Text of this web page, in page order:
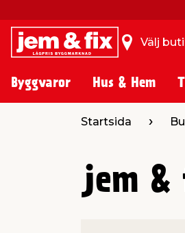
Välj
Byggvaror Hus & Hem
Startsida
jem &